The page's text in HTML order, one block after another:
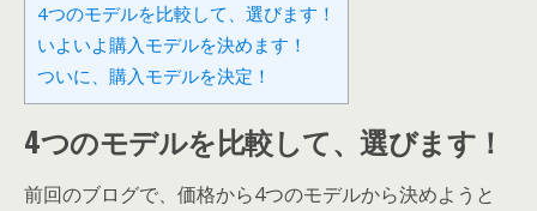
4つのモデルを比較して、選びます！
いよいよ購入モデルを決めます！
ついに、購入モデルを決定！
4つのモデルを比較して、選びます！
前回のブログで、価格から4つのモデルから決めようと